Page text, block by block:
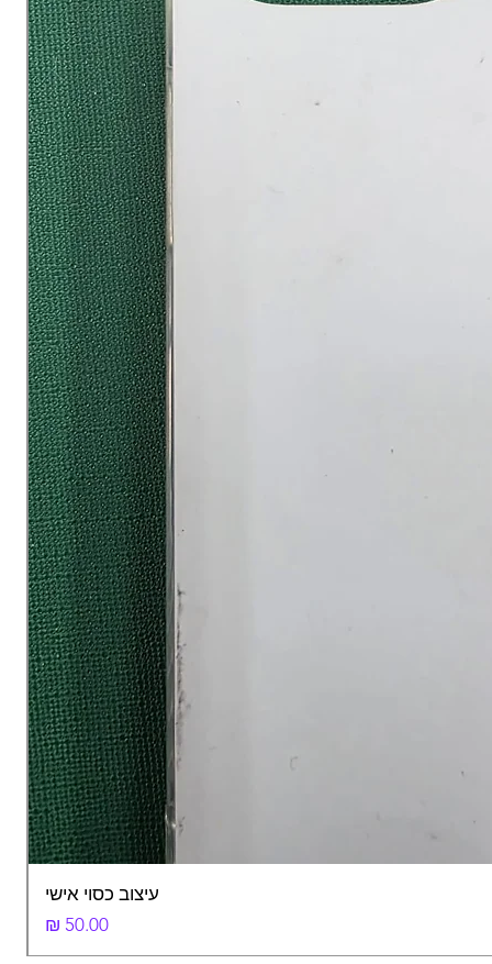
עיצוב כסוי אישי
מחיר